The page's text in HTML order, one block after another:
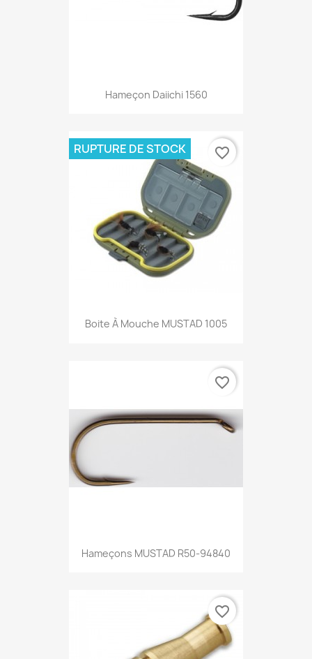
Hameçon Daiichi 1560
Boite À Mouche MUSTAD 1005
RUPTURE DE STOCK favorite_border
Hameçons MUSTAD R50-94840
favorite_border
favorite_border